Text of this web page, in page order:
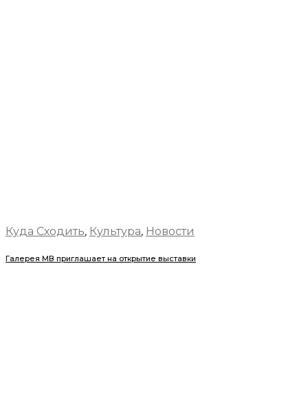
Куда Сходить, Культура, Новости
Галерея МВ приглашает на открытие выставки